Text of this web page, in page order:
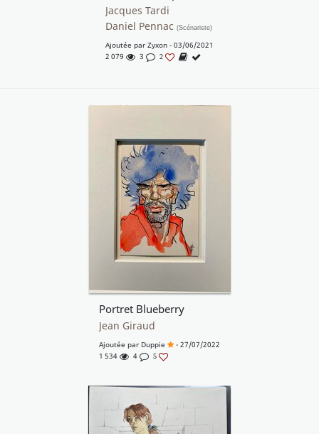
Jacques Tardi
Daniel Pennac (Scénariste)
Ajoutée par Zyxon - 03/06/2021
2 079
3 2
Portret Blueberry
Jean Giraud
Ajoutée par Duppie
- 27/07/2022
1 534
4 5